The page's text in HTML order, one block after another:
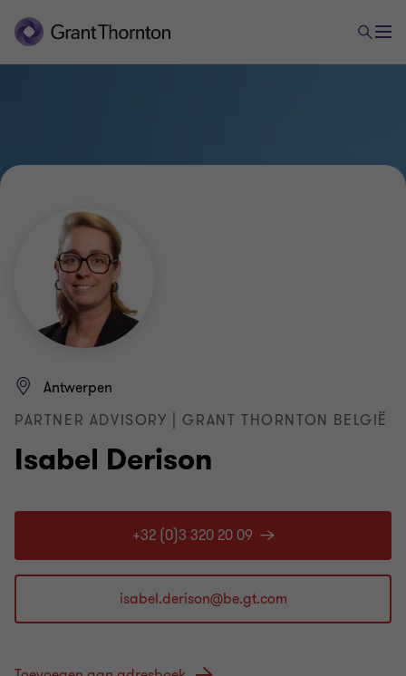
Isabel Derison
Antwerpen
PARTNER ADVISORY | GRANT THORNTON BELGIË
+32 (0)3 320 20 09